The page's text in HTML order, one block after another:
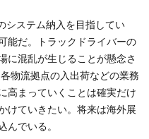
システム納入を目指してい
能だ。トラックドライバーの
に混乱が生じることが懸念さ
物流拠点の入出荷などの業務
高まっていくことは確実だけ
けていきたい。将来は海外展
んでいる。